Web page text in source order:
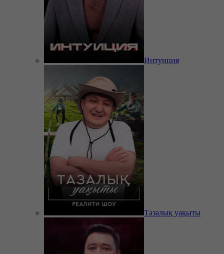
Интуиция
Тазалық уақыты